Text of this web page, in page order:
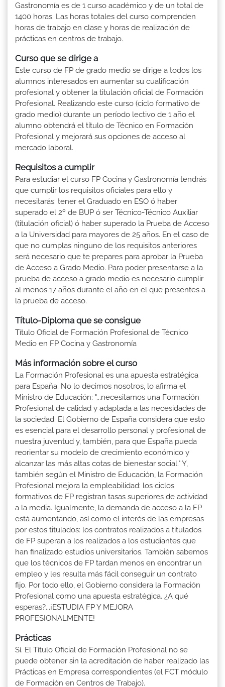
Gastronomía es de 1 curso académico y de un total de
1400 horas. Las horas totales del curso comprenden
horas de trabajo en clase y horas de realización de
prácticas en centros de trabajo.
Curso que se dirige a
Este curso de FP de grado medio se dirige a todos los
alumnos interesados en aumentar su cualificación
profesional y obtener la titulación oficial de Formación
Profesional. Realizando este curso (ciclo formativo de
grado medio) durante un período lectivo de 1 año el
alumno obtendrá el título de Técnico en Formación
Profesional y mejorará sus opciones de acceso al
mercado laboral.
Requisitos a cumplir
Para estudiar el curso FP Cocina y Gastronomía tendrás
que cumplir los requisitos oficiales para ello y
necesitarás: tener el Graduado en ESO ó haber
superado el 2º de BUP ó ser Técnico-Técnico Auxiliar
(titulación oficial) ó haber superado la Prueba de Acceso
a la Universidad para mayores de 25 años. En el caso de
que no cumplas ninguno de los requisitos anteriores
será necesario que te prepares para aprobar la Prueba
de Acceso a Grado Medio. Para poder presentarse a la
prueba de acceso a grado medio es necesario cumplir
al menos 17 años durante el año en el que presentes a
la prueba de acceso.
Título-Diploma que se consigue
Título Oficial de Formación Profesional de Técnico
Medio en FP Cocina y Gastronomía
Más información sobre el curso
La Formación Profesional es una apuesta estratégica
para España. No lo decimos nosotros, lo afirma el
Ministro de Educación: "...necesitamos una Formación
Profesional de calidad y adaptada a las necesidades de
la sociedad. El Gobierno de España considera que esto
es esencial para el desarrollo personal y profesional de
nuestra juventud y, también, para que España pueda
reorientar su modelo de crecimiento económico y
alcanzar las más altas cotas de bienestar social." Y,
también según el Ministro de Educación, la Formación
Profesional mejora la empleabilidad: los ciclos
formativos de FP registran tasas superiores de actividad
a la media. Igualmente, la demanda de acceso a la FP
está aumentando, así como el interés de las empresas
por estos titulados: los contratos realizados a titulados
de FP superan a los realizados a los estudiantes que
han finalizado estudios universitarios. También sabemos
que los técnicos de FP tardan menos en encontrar un
empleo y les resulta más fácil conseguir un contrato
fijo. Por todo ello, el Gobierno considera la Formación
Profesional como una apuesta estratégica. ¿A qué
esperas?...¡ESTUDIA FP Y MEJORA
PROFESIONALMENTE!
Prácticas
Sí. El Título Oficial de Formación Profesional no se
puede obtener sin la acreditación de haber realizado las
Prácticas en Empresa correspondientes (el FCT módulo
de Formación en Centros de Trabajo).